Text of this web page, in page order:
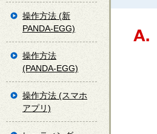
操作方法 (新
PANDA-EGG)
操作方法
(PANDA-EGG)
操作方法 (スマホ
アプリ)